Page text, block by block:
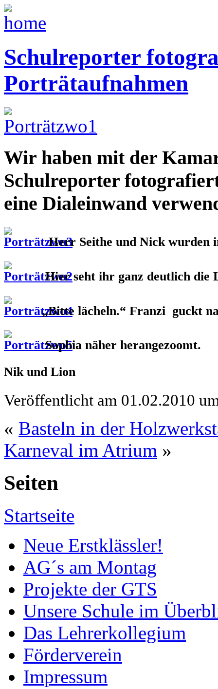
Schulreporter
Porträtaufnahmen
Wir haben mit der
Schulreporter
eine Dialeinwand
Herr Seithe und Nick wurden
Hier seht ihr ganz deutlich die
„Bitte lächeln.“ Franzi guckt
Sophia näher herangezoomt.
Nik und Lion
Veröffentlicht am 01.02.2010
« Basteln in der
Karneval im Atrium »
Seiten
Startseite
Neue Erstklässler!
AG´s am Montag
Projekte der GTS
Unsere Schule im
Das Lehrerkollegium
Förderverein
Impressum